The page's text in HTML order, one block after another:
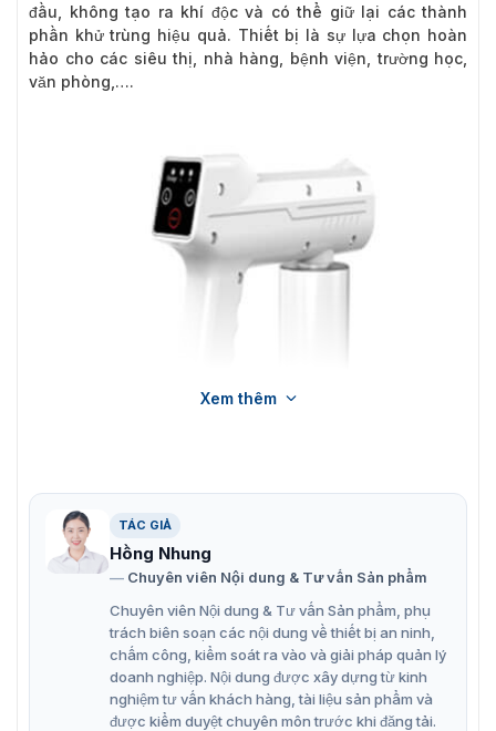
đầu, không tạo ra khí độc và có thể giữ lại các thành
phần khử trùng hiệu quả. Thiết bị là sự lựa chọn hoàn
hảo cho các siêu thị, nhà hàng, bệnh viện, trường học,
văn phòng,….
Súng xịt khuẩn nano Blitzblue Q7-01
Tính năng chính của súng khử khuẩn
không dây Blitzblue Q7-01
Dung tích 300ML
Xem thêm
TÁC GIẢ
Hồng Nhung
Chuyên viên Nội dung & Tư vấn Sản phẩm
Chuyên viên Nội dung & Tư vấn Sản phẩm, phụ
trách biên soạn các nội dung về thiết bị an ninh,
chấm công, kiểm soát ra vào và giải pháp quản lý
doanh nghiệp. Nội dung được xây dựng từ kinh
nghiệm tư vấn khách hàng, tài liệu sản phẩm và
được kiểm duyệt chuyên môn trước khi đăng tải.